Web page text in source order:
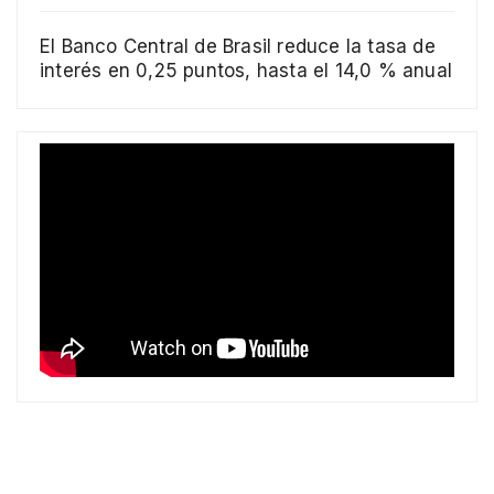
El Banco Central de Brasil reduce la tasa de
interés en 0,25 puntos, hasta el 14,0 % anual